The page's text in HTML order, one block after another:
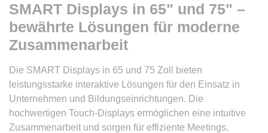
SMART Displays in 65" und 75" –
bewährte Lösungen für moderne
Zusammenarbeit
Die SMART Displays in 65 und 75 Zoll bieten
leistungsstarke interaktive Lösungen für den Einsatz in
Unternehmen und Bildungseinrichtungen. Die
hochwertigen Touch-Displays ermöglichen eine intuitive
Zusammenarbeit und sorgen für effiziente Meetings,